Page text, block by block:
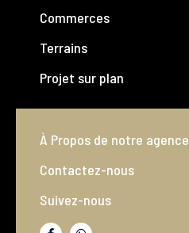
Commerces
Terrains
Projet sur plan
À Propos de notre agence
Contactez-nous
Suivez-nous